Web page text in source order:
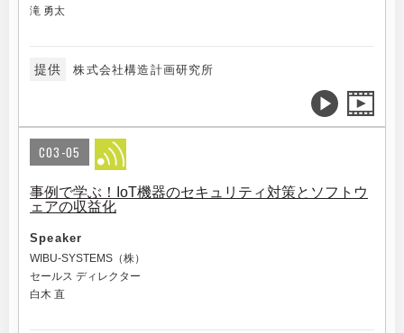
滝 勇太
提供 株式会社構造計画研究所
C03-05
事例で学ぶ！IoT機器のセキュリティ対策とソフトウ
ェアの収益化
Speaker
WIBU-SYSTEMS（株）
セールス ディレクター
白木 直